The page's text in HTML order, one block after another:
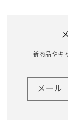
新商品やキ
メール